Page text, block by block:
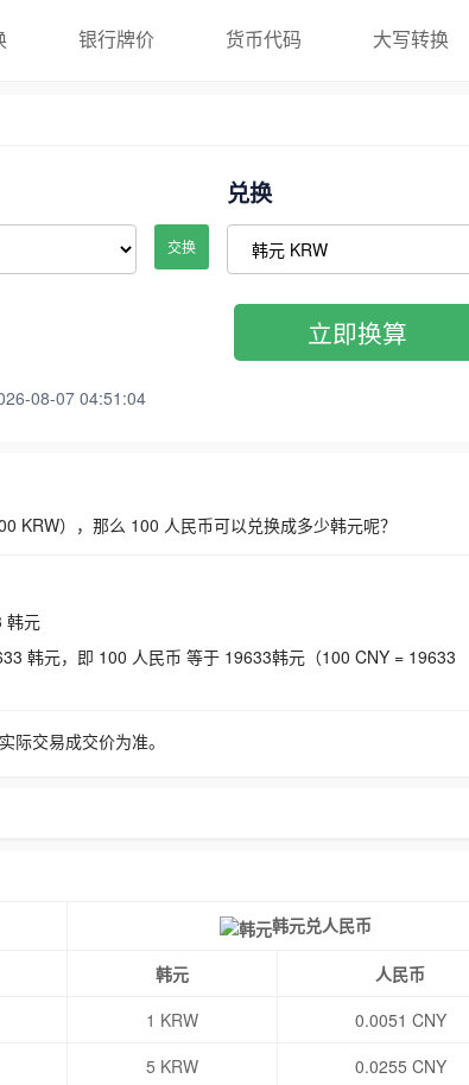
银行牌价 货币代码 大写转换
交换
兑换
08-07 04:51:04
立即换算
KRW），那么 100 人民币可以兑换成多少韩元呢？
韩元
韩元，即 100 人民币 等于 19633韩元（100 CNY = 19633
际交易成交价为准。
韩元兑人民币
韩元
人民币
1 KRW
0.0051 CNY
5 KRW
0.0255 CNY